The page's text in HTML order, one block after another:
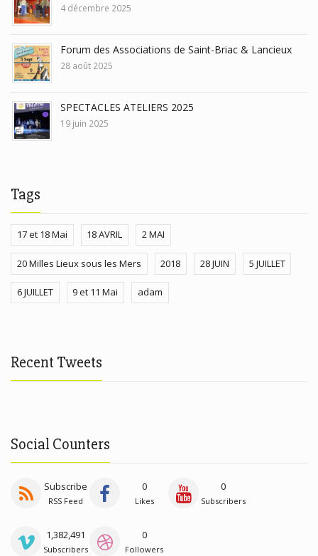
4 décembre 2025
Forum des Associations de Saint-Briac & Lancieux
28 août 2025
SPECTACLES ATELIERS 2025
19 juin 2025
Tags
17 et 18 Mai 18 AVRIL 2 MAI
20 Milles Lieux sous les Mers 2018 28 JUIN 5 JUILLET
6 JUILLET 9 et 11 Mai adam
Recent Tweets
Social Counters
Subscribe
RSS Feed
0
Likes
0
Subscribers
1,382,491
Subscribers
0
Followers